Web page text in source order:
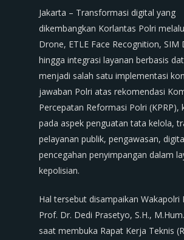
Jakarta – Transformasi digital yang
dikembangkan Korlantas Polri
Drone, ETLE Face Recognition, SIM
hingga integrasi layanan berbasis
menjadi salah satu implementasi
jawaban Polri atas rekomendasi
Percepatan Reformasi Polri (KPRP),
pada aspek penguatan tata kelola,
pelayanan publik, pengawasan,
pencegahan penyimpangan dalam
kepolisian.
Hal tersebut disampaikan Wakapolri
Prof. Dr. Dedi Prasetyo, S.H.,
saat membuka Rapat Kerja Teknis